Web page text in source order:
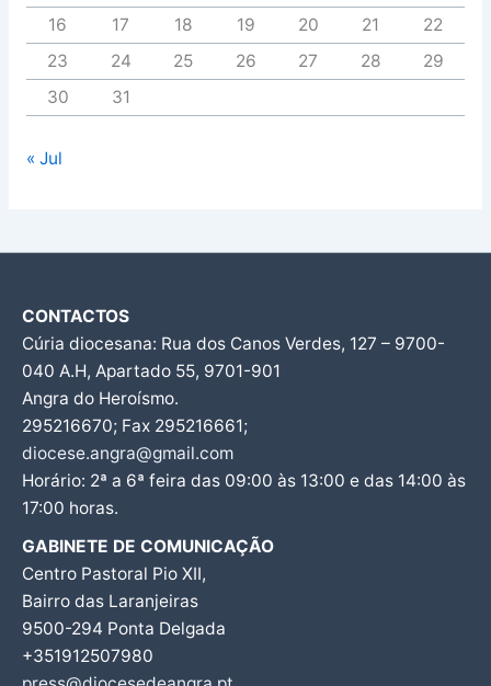
16
17 18 19 20 21
22
23
24 25 26 27 28
29
30
31
« Jul
CONTACTOS
Cúria diocesana: Rua dos Canos Verdes, 127 – 9700-
040 A.H, Apartado 55, 9701-901
Angra do Heroísmo.
295216670; Fax 295216661;
diocese.angra@gmail.com
Horário: 2ª a 6ª feira das 09:00 às 13:00 e das 14:00 às
17:00 horas.
GABINETE DE COMUNICAÇÃO
Centro Pastoral Pio XII,
Bairro das Laranjeiras
9500-294 Ponta Delgada
+351912507980